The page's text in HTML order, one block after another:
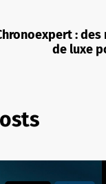
: des
de luxe